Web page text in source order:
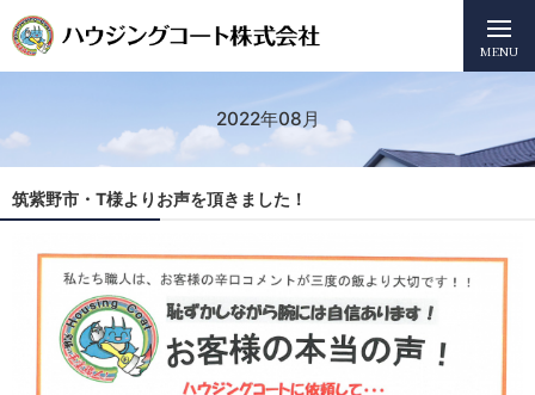
MENU
2022年08月
筑紫野市・T様よりお声を頂きました！